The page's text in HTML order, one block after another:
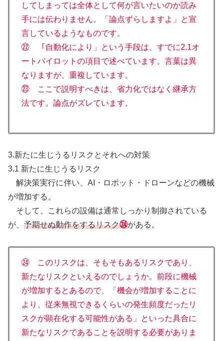
してしまっては全体として何が言いたいのか読み
手には伝わりません。「論点ずらしますよ」と宣
言しているようなものです。
㉒ 「自動化により」という手段は、すでに2.1オ
ートパイロットの項目で述べています。言葉は異
なりますが、重複しています。
㉓ ここで説明すべきは、省力化ではなく継承方
法です。論点がズレています。
3.新たに生じうるリスクとそれへの対策
3.1 新たに生じうるリスク
解決策実行に伴い、AI・ロボット・ドローンなどの機械
が増加する。
そして、これらの設備は通常しっかり制御されている
が、 予期せぬ動作をするリスク㉔がある。
㉔ このリスクは、そもそもあるリスクであり、
新たなリスクといえるのでしょうか。前段に機械
が増加するとあるので、「機会が増加することに
より、従来無視できるくらいの発生頻度だったリ
スクが顕在化する可能性がある」といった具合に
新たなリスクであることを説明する必要がありま